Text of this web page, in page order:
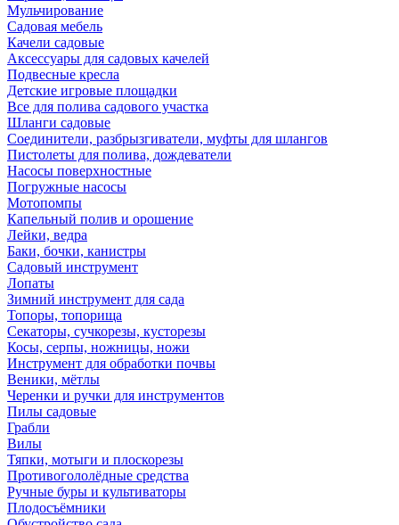
Мульчирование
Садовая мебель
Качели садовые
Аксессуары для садовых качелей
Подвесные кресла
Детские игровые площадки
Все для полива садового участка
Шланги садовые
Соединители, разбрызгиватели, муфты для шлангов
Пистолеты для полива, дождеватели
Насосы поверхностные
Погружные насосы
Мотопомпы
Капельный полив и орошение
Лейки, ведра
Баки, бочки, канистры
Садовый инструмент
Лопаты
Зимний инструмент для сада
Топоры, топорища
Секаторы, сучкорезы, кусторезы
Косы, серпы, ножницы, ножи
Инструмент для обработки почвы
Веники, мётлы
Черенки и ручки для инструментов
Пилы садовые
Грабли
Вилы
Тяпки, мотыги и плоскорезы
Противогололёдные средства
Ручные буры и культиваторы
Плодосъёмники